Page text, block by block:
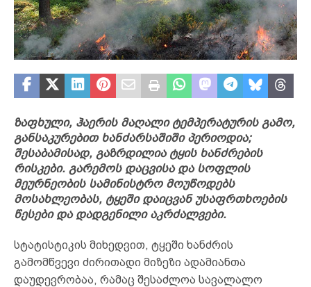
ზაფხული, ჰაერის მაღალი ტემპერატურის გამო,
განსაკურებით ხანძარსაშიში პერიოდია;
შესაბამისად, გაზრდილია ტყის ხანძრების
რისკები. გარემოს დაცვისა და სოფლის
მეურნეობის სამინისტრო მოუწოდებს
მოსახლეობას, ტყეში დაიცვან უსაფრთხოების
წესები და დადგენილი აკრძალვები.
სტატისტიკის მიხედვით, ტყეში ხანძრის
გამომწვევი ძირითადი მიზეზი ადამიანთა
დაუდევრობაა, რამაც შესაძლოა სავალალო